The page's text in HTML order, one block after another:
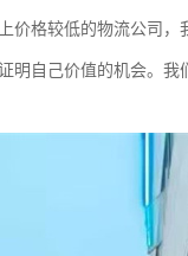
价格较低的物流公司
明自己价值的机会。我